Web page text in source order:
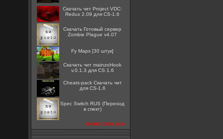
Скачать чит Project VDC:
Redux 2.09 для CS-1.6
Скачать Готовый сервер
Zombie Plague v4.07
Fy Maps [30 штук]
Скачать чит mainzoHook
v.0.1.3 для CS 1.6
Cheats-pack Скачать чит
для CS-1.6
Spec Switch RUS (Переход
в спект)
посмотреть все